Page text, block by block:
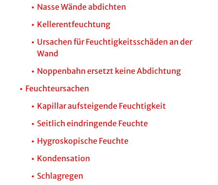
Nasse Wände abdichten
Kellerentfeuchtung
Ursachen für Feuchtigkeitsschäden an der
Wand
Noppenbahn ersetzt keine Abdichtung
Feuchteursachen
Kapillar aufsteigende Feuchtigkeit
Seitlich eindringende Feuchte
Hygroskopische Feuchte
Kondensation
Schlagregen